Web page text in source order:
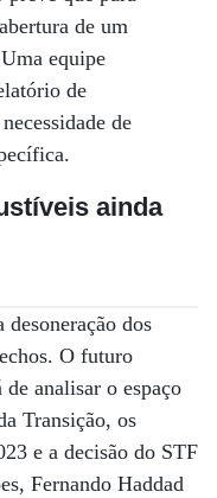
de um
equipe
de
de
ainda
dos
O futuro
analisar o espaço
Transição, os
e a decisão do STF
Fernando Haddad